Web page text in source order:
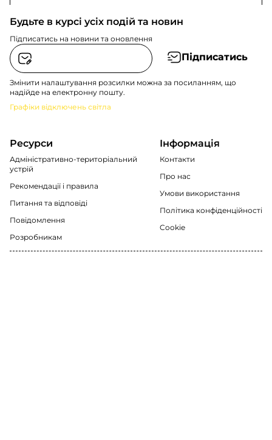
Будьте в курсі усіх подій та новин
Підписатись на новини та оновлення
Підписатись
Змінити налаштування розсилки можна за посиланням, що
надійде на електронну пошту.
Графіки відключень світла
Ресурси
Адміністративно-територіальний
устрій
Рекомендації i правила
Питання та відповіді
Повідомлення
Розробникам
Інформація
Контакти
Про нас
Умови використання
Політика конфіденційності
Cookie